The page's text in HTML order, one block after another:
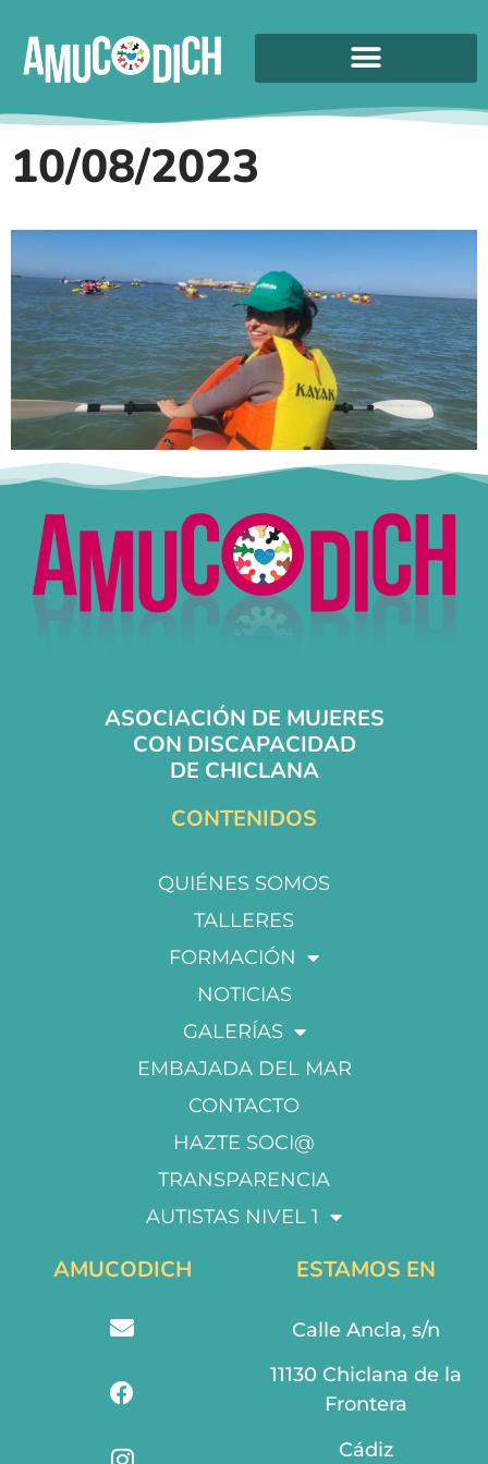
10/08/2023
ASOCIACIÓN DE MUJERES
CON DISCAPACIDAD
DE CHICLANA
CONTENIDOS
QUIÉNES SOMOS
TALLERES
FORMACIÓN
NOTICIAS
GALERÍAS
EMBAJADA DEL MAR
CONTACTO
HAZTE SOCI@
TRANSPARENCIA
AUTISTAS NIVEL 1
AMUCODICH ESTAMOS EN
Calle Ancla, s/n
11130 Chiclana de la
Frontera
Cádiz